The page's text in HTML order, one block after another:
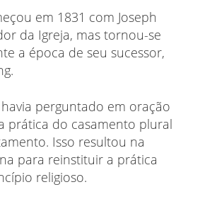
em 1831 com Joseph
da Igreja, mas tornou-se
a época de seu sucessor,
havia perguntado em oração
prática do casamento plural
Isso resultou na
para reinstituir a prática
religioso.